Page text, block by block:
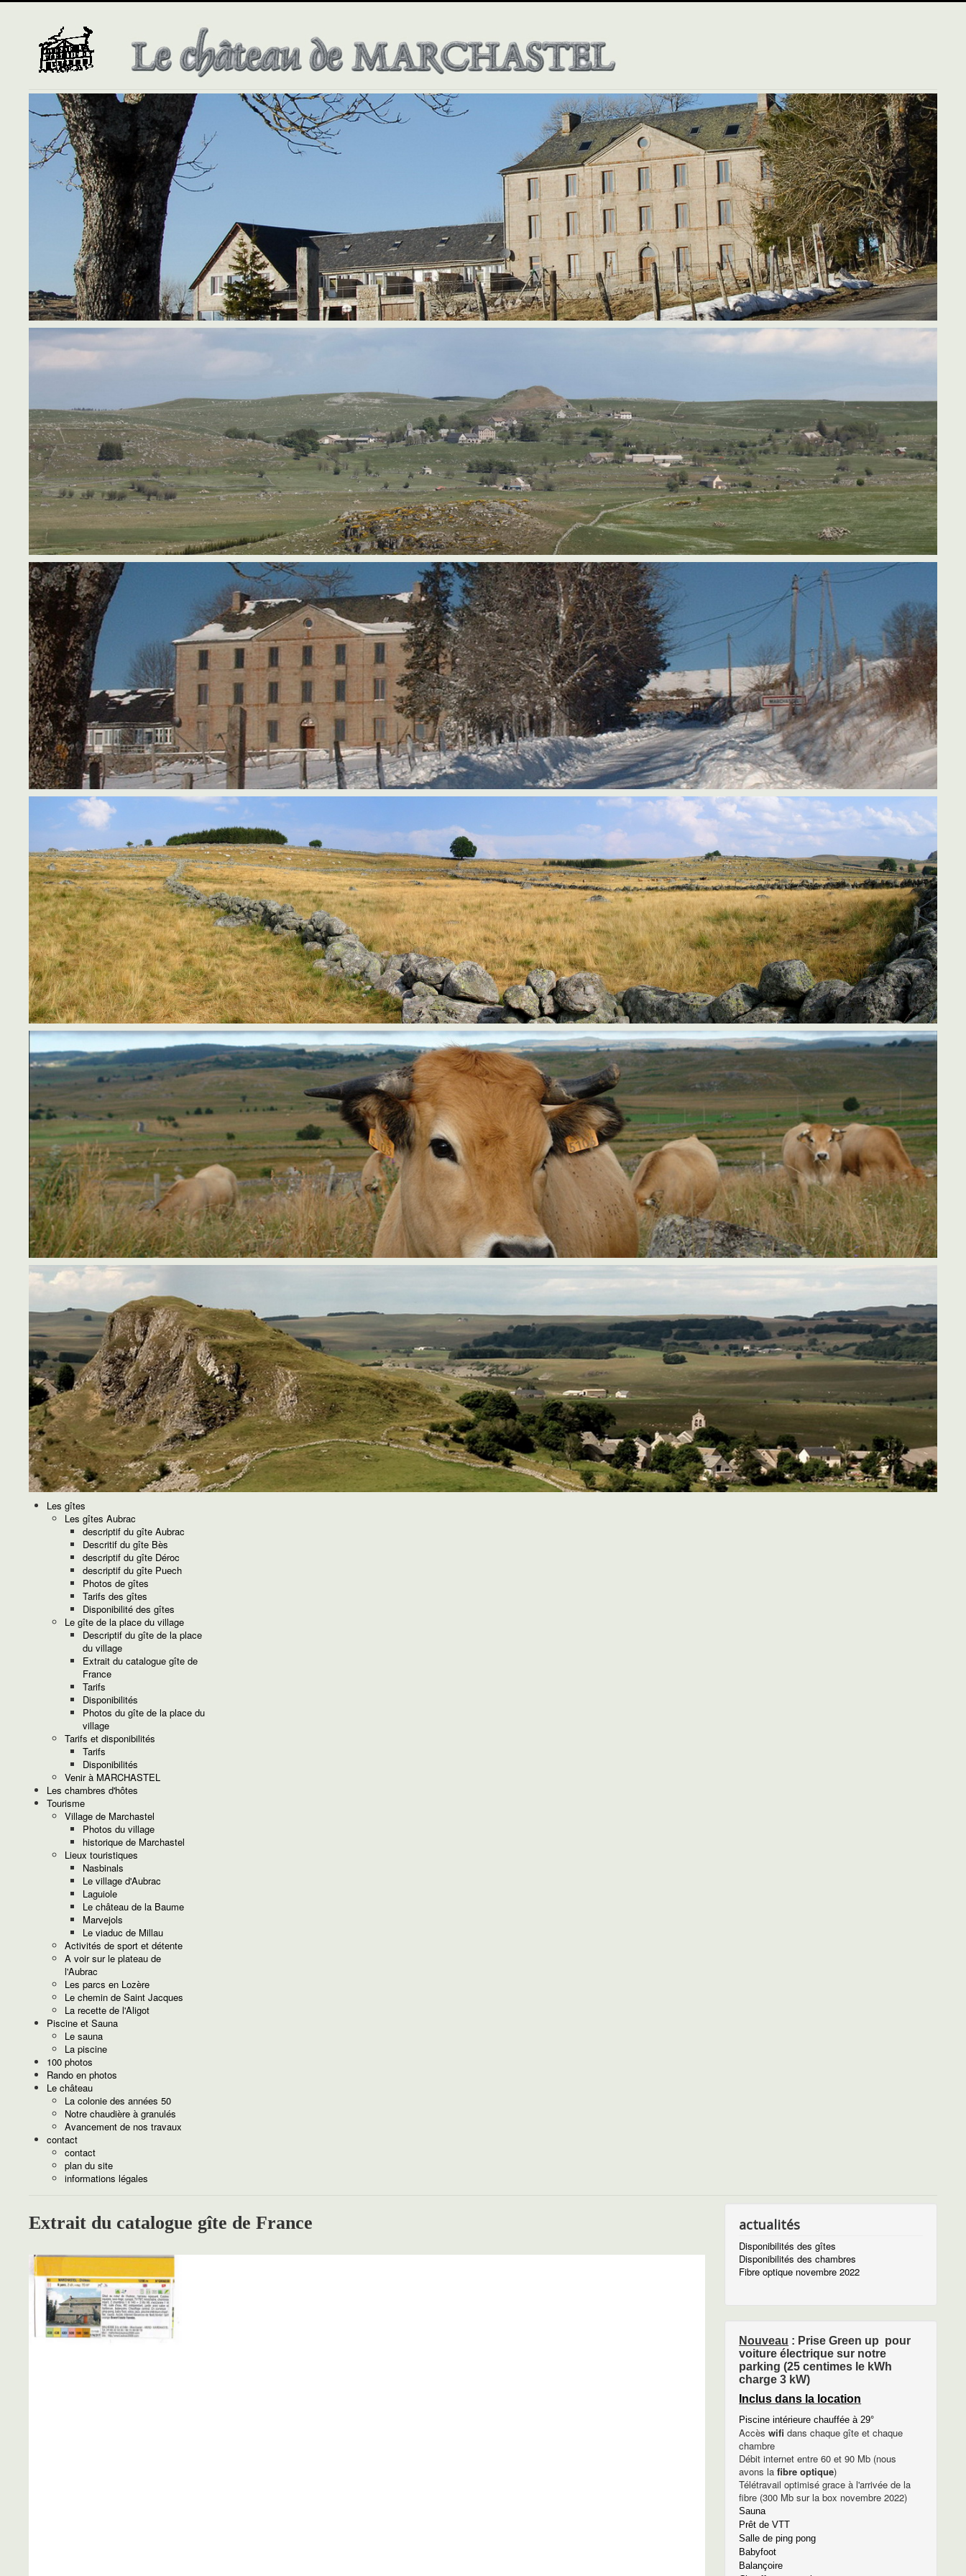
Les gîtes
Les gîtes Aubrac
descriptif du gîte Aubrac
Descritif du gîte Bès
descriptif du gîte Déroc
descriptif du gîte Puech
Photos de gîtes
Tarifs des gîtes
Disponibilité des gîtes
Le gîte de la place du village
Descriptif du gîte de la place
du village
Extrait du catalogue gîte de
France
Tarifs
Disponibilités
Photos du gîte de la place du
village
Tarifs et disponibilités
Tarifs
Disponibilités
Venir à MARCHASTEL
Les chambres d'hôtes
Tourisme
Village de Marchastel
Photos du village
historique de Marchastel
Lieux touristiques
Nasbinals
Le village d'Aubrac
Laguiole
Le château de la Baume
Marvejols
Le viaduc de Millau
Activités de sport et détente
A voir sur le plateau de
l'Aubrac
Les parcs en Lozère
Le chemin de Saint Jacques
La recette de l'Aligot
Piscine et Sauna
Le sauna
La piscine
100 photos
Rando en photos
Le château
La colonie des années 50
Notre chaudière à granulés
Avancement de nos travaux
contact
contact
plan du site
informations légales
Extrait du catalogue gîte de France actualités
Disponibilités des gîtes
Disponibilités des chambres
Fibre optique novembre 2022
Nouveau : Prise Green up pour
voiture électrique sur notre
parking (25 centimes le kWh
charge 3 kW)
Inclus dans la location
Piscine intérieure chauffée à 29°
Accèswifi dans chaque gîte et chaque
chambre
Débit internet entre 60 et 90 Mb (nous
avons lafibre optique)
Télétravail optimisé grace à l'arrivée de la
fibre (300 Mb sur la box novembre 2022)
Sauna
Prêt de VTT
Salle de ping pong
Babyfoot
Balançoire